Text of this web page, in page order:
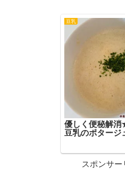
豆乳
優しく便秘解
豆乳のポタージ
スポンサー